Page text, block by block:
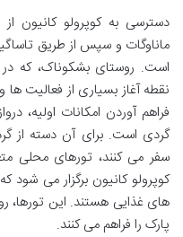
دسترسی به کوپرولو کانیون
ماناوگات و سپس از طریق
است. روستای بشکوناک، که در
نقطه آغاز بسیاری از فعالیت ها
فراهم آوردن امکانات اولیه،
گردی است. برای آن دسته از
سفر می کنند، تورهای محلی
کوپرولو کانیون برگزار می
های غذایی هستند. این تورها،
پارک را فراهم می کنند.